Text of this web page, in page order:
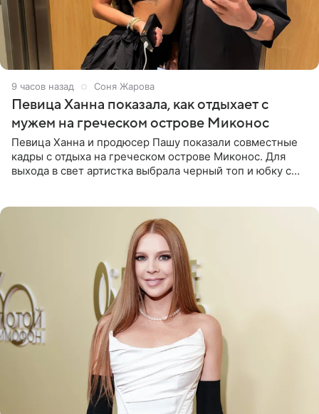
9 часов назад Соня Жарова
Певица Ханна показала, как отдыхает с
мужем на греческом острове Миконос
Певица Ханна и продюсер Пашу показали совместные
кадры с отдыха на греческом острове Миконос. Для
выхода в свет артистка выбрала черный топ и юбку с